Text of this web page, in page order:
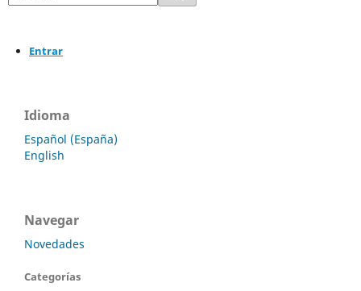
Entrar
Idioma
Español (España)
English
Navegar
Novedades
Categorías